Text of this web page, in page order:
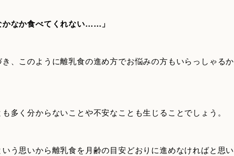
かなか食べてくれない……」
、このように離乳食の進め方でお悩みの方もいらっしゃるか
多く分からないことや不安なことも生じることでしょう。
う思いから離乳食を月齢の目安どおりに進めなければと思い